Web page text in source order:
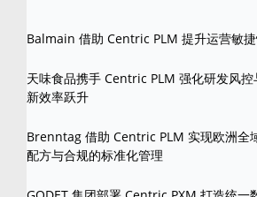
Balmain 借助 Centric PLM 提升运营敏
天味食品携手 Centric PLM 强化研发风
新效率跃升
Brenntag 借助 Centric PLM 实现欧洲全
配方与合规的标准化管理